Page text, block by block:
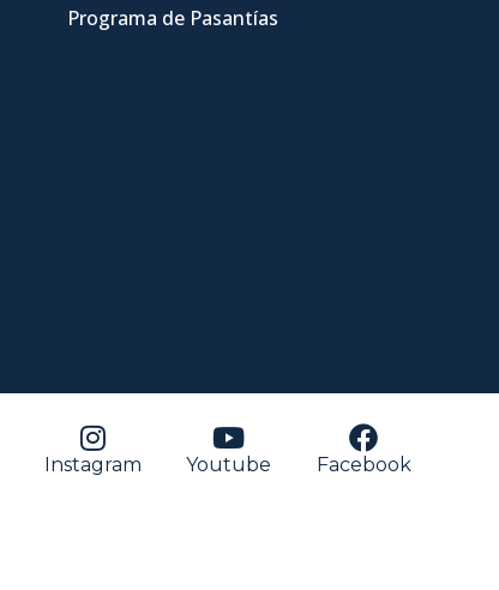
Programa de Pasantías
Instagram Youtube Facebook